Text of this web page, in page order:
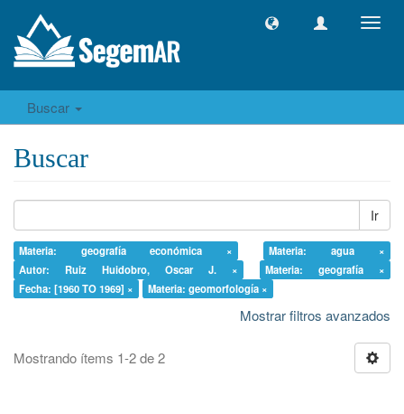
Buscar
Buscar
Ir
Materia: geografía económica ×
Materia: agua ×
Autor: Ruiz Huidobro, Oscar J. ×
Materia: geografía ×
Fecha: [1960 TO 1969] ×
Materia: geomorfología ×
Mostrar filtros avanzados
Mostrando ítems 1-2 de 2